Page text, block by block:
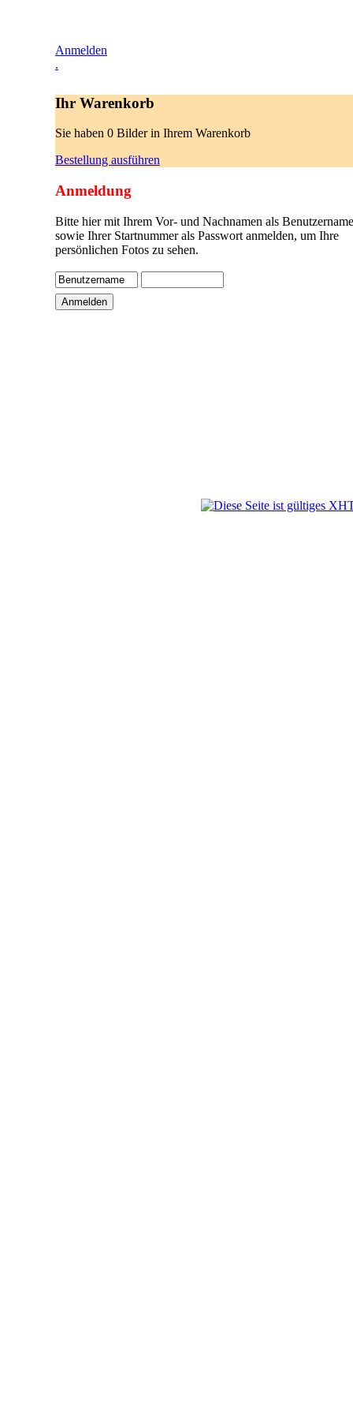
Anmelden
.
Ihr Warenkorb
Sie haben 0 Bilder in Ihrem Warenkorb
Bestellung ausführen
Anmeldung
Bitte hier mit Ihrem Vor- und Nachnamen als
sowie Ihrer Startnummer als Passwort anmelden, um Ihre
persönlichen Fotos zu sehen.